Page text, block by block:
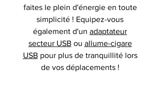
faites le plein d'énergie en toute
simplicité ! Equipez-vous
également d'un adaptateur
secteur USBou allume-cigare
USBpour plus de tranquillité lors
de vos déplacements !